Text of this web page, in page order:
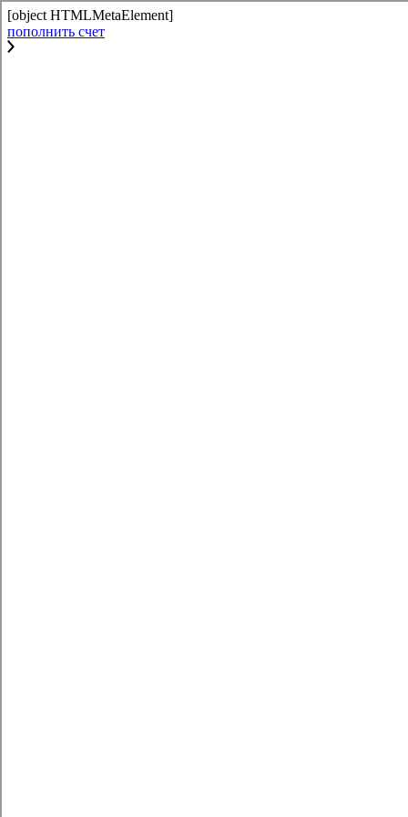
[object HTMLMetaElement]
пополнить счет